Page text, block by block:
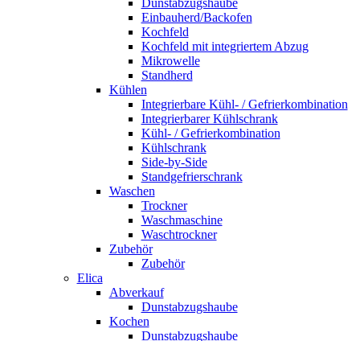
Dunstabzugshaube
Einbauherd/Backofen
Kochfeld
Kochfeld mit integriertem Abzug
Mikrowelle
Standherd
Kühlen
Integrierbare Kühl- / Gefrierkombination
Integrierbarer Kühlschrank
Kühl- / Gefrierkombination
Kühlschrank
Side-by-Side
Standgefrierschrank
Waschen
Trockner
Waschmaschine
Waschtrockner
Zubehör
Zubehör
Elica
Abverkauf
Dunstabzugshaube
Kochen
Dunstabzugshaube